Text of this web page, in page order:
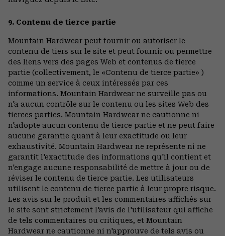
9. Contenu de tierce partie
Mountain Hardwear peut fournir ou autoriser le
contenu de tiers sur le site et peut fournir ou permettre
des liens vers des pages Web et contenus de tierce
partie (collectivement, le «Contenu de tierce partie» )
comme un service à ceux intéressés par ces
informations. Mountain Hardwear ne surveille pas ou
n'a aucun contrôle sur le contenu ou les sites Web des
tierces parties. Mountain Hardwear ne cautionne ni
n'adopte aucun contenu de tierce partie et ne peut faire
aucune garantie quant à leur exactitude ou leur
exhaustivité. Mountain Hardwear ne représente ni ne
garantit l'exactitude des informations qu'il contient et
n'engage aucune responsabilité de mettre à jour ou de
réviser le contenu de tierce partie. Les utilisateurs
utilisent le contenu de tierce partie à leur propre risque.
Les avis sur le produit et les commentaires affichés sur
le site sont strictement l'avis de l'utilisateur qui affiche
de tels commentaires ou critiques, et Mountain
Hardwear ne cautionne ni n'approuve de tels avis ou